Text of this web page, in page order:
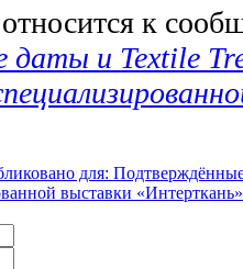
к
и Textile
для:
выставки «Интерткань»